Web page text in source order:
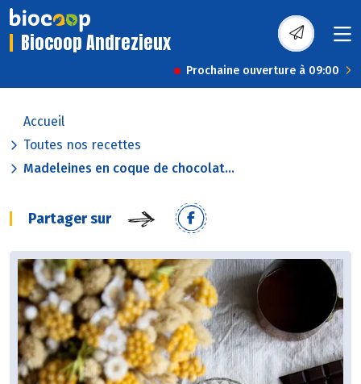
Biocoop Andrezieux
Prochaine ouverture à 09:00
Accueil
Toutes nos recettes
Madeleines en coque de chocolat...
Partager sur